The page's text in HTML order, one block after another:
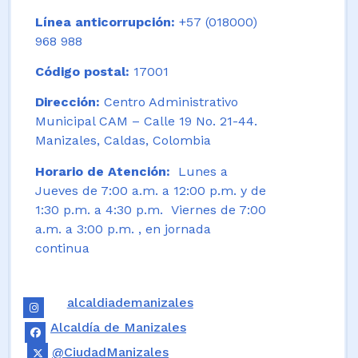
Línea anticorrupción: +57 (018000)
968 988
Código postal: 17001
Dirección: Centro Administrativo
Municipal CAM – Calle 19 No. 21-44.
Manizales, Caldas, Colombia
Horario de Atención: Lunes a
Jueves de 7:00 a.m. a 12:00 p.m. y de
1:30 p.m. a 4:30 p.m. Viernes de 7:00
a.m. a 3:00 p.m. , en jornada
continua
alcaldiademanizales
Alcaldía de Manizales
@CiudadManizales